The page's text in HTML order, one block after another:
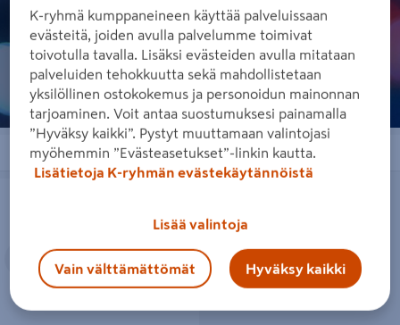
Järjestä Suodattimet
Edellinen Seuraava
K-ryhmä kumppaneineen käyttää palveluissaan
evästeitä, joiden avulla palvelumme toimivat
toivotulla tavalla. Lisäksi evästeiden avulla mitataan
palveluiden tehokkuutta sekä mahdollistetaan
yksilöllinen ostokokemus ja personoidun mainonnan
tarjoaminen. Voit antaa suostumuksesi painamalla
”Hyväksy kaikki”. Pystyt muuttamaan valintojasi
myöhemmin ”Evästeasetukset”-linkin kautta.
Lisätietoja K-ryhmän evästekäytännöistä
Lisää valintoja
Vain välttämättömät Hyväksy kaikki